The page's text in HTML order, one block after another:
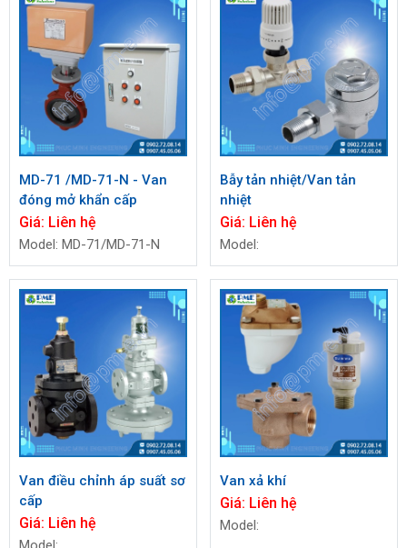
MD-71 /MD-71-N - Van
đóng mở khẩn cấp
Giá: Liên hệ
Model: MD-71/MD-71-N
Bẫy tản nhiệt/Van tản
nhiệt
Giá: Liên hệ
Model:
Van điều chỉnh áp suất sơ
cấp
Giá: Liên hệ
Van xả khí
Giá: Liên hệ
Model: